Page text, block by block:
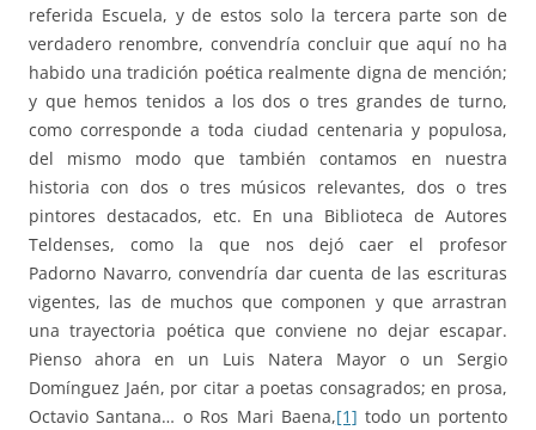
referida Escuela, y de estos solo la tercera parte son de
verdadero renombre, convendría concluir que aquí no ha
habido una tradición poética realmente digna de mención;
y que hemos tenidos a los dos o tres grandes de turno,
como corresponde a toda ciudad centenaria y populosa,
del mismo modo que también contamos en nuestra
historia con dos o tres músicos relevantes, dos o tres
pintores destacados, etc. En una Biblioteca de Autores
Teldenses, como la que nos dejó caer el profesor
Padorno Navarro, convendría dar cuenta de las escrituras
vigentes, las de muchos que componen y que arrastran
una trayectoria poética que conviene no dejar escapar.
Pienso ahora en un Luis Natera Mayor o un Sergio
Domínguez Jaén, por citar a poetas consagrados; en prosa,
Octavio Santana… o Ros Mari Baena,[1] todo un portento